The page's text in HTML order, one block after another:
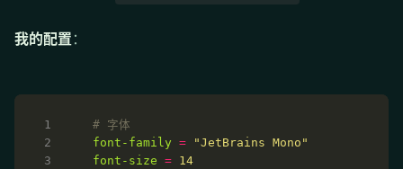
我的配置 ：
# 字体
font-family =
"JetBrains Mono"
font-size = 14